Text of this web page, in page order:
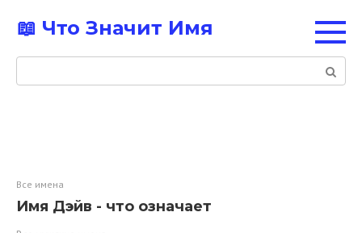
контенту
📖 Что Значит Имя
Поиск:
Все имена
Имя Дэйв - что означает